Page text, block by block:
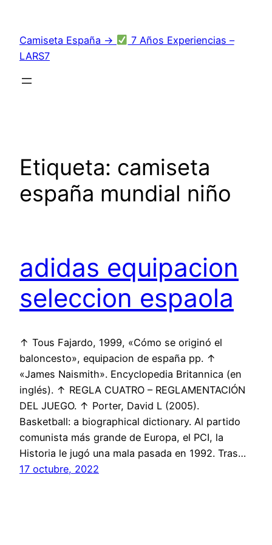
contenido
Camiseta España →
7 Años Experiencias –
LARS7
Etiqueta: camiseta
españa mundial niño
adidas equipacion
seleccion espaola
↑ Tous Fajardo, 1999, «Cómo se originó el
baloncesto», equipacion de españa pp. ↑
«James Naismith». Encyclopedia Britannica (en
inglés). ↑ REGLA CUATRO – REGLAMENTACIÓN
DEL JUEGO. ↑ Porter, David L (2005).
Basketball: a biographical dictionary. Al partido
comunista más grande de Europa, el PCI, la
Historia le jugó una mala pasada en 1992. Tras…
17 octubre, 2022